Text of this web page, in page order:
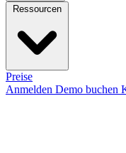
Preise
Anmelden Demo buchen